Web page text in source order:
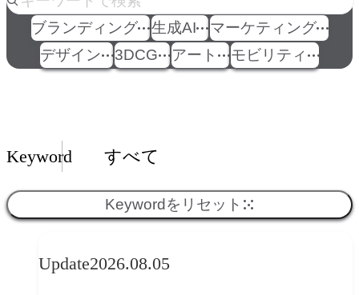
ブランディング 生成AI
マーケティング
デザイン
3DCG アート モビリティ
Insights一覧
Keyword すべて
Keywordをリセット
Update2026.08.05